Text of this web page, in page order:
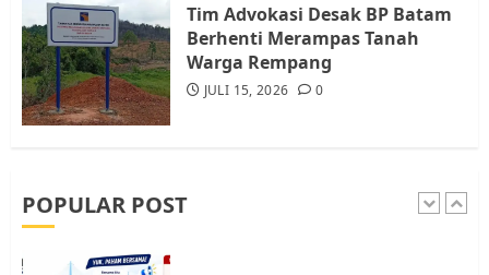
Tim Advokasi Desak BP Batam
Berhenti Merampas Tanah
Warga Rempang
JULI 15, 2026 0
POPULAR POST
5
Resahkan Warga
JULI 17, 2026 0
1